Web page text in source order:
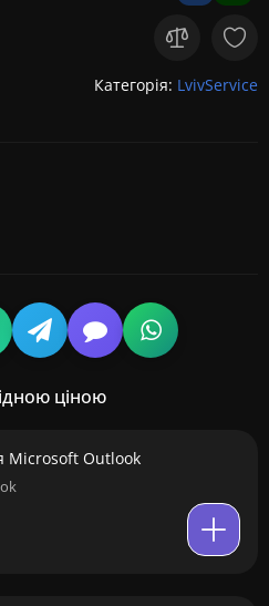
Категорія: LvivService
ціною
Microsoft Outlook